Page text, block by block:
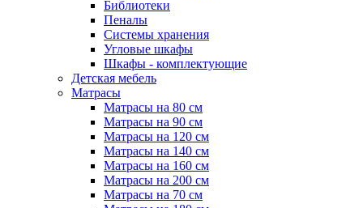
Библиотеки
Пеналы
Системы хранения
Угловые шкафы
Шкафы - комплектующие
Детская мебель
Матрасы
Матрасы на 80 см
Матрасы на 90 см
Матрасы на 120 см
Матрасы на 140 см
Матрасы на 160 см
Матрасы на 200 см
Матрасы на 70 см